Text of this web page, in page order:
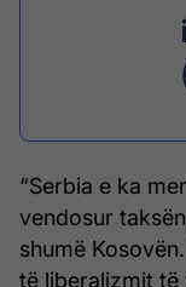
“Serbia e ka
vendosur
shumë
të liberalizmit të